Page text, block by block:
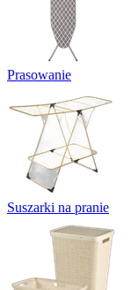
Prasowanie
Suszarki na pranie